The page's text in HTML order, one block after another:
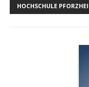
HOCHSCHULE